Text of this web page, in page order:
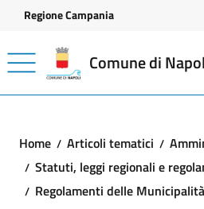
Vai ai contenuti
Vai al footer
Regione Campania
Comune di
Home Articoli tematici
Statuti, leggi regionali e
Regolamenti delle Municipalità